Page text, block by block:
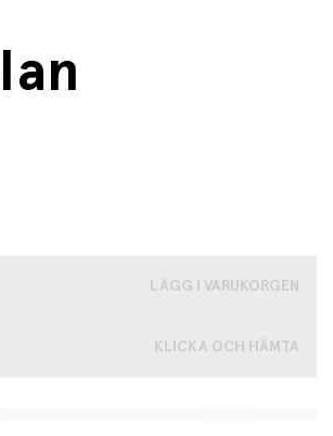
LÄGG I VARUKORGEN
KLICKA OCH HÄMTA